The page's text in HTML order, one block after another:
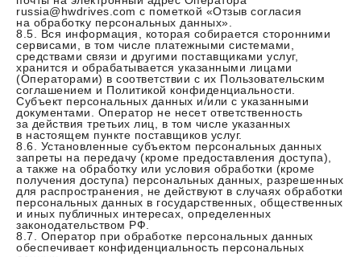
russia@hwdrives.com с пометкой «Отзыв согласия
на обработку персональных данных».
8.5. Вся информация, которая собирается сторонними
сервисами, в том числе платежными системами,
средствами связи и другими поставщиками услуг,
хранится и обрабатывается указанными лицами
(Операторами) в соответствии с их Пользовательским
соглашением и Политикой конфиденциальности.
Субъект персональных данных и/или с указанными
документами. Оператор не несет ответственность
за действия третьих лиц, в том числе указанных
в настоящем пункте поставщиков услуг.
8.6. Установленные субъектом персональных данных
запреты на передачу (кроме предоставления доступа),
а также на обработку или условия обработки (кроме
получения доступа) персональных данных, разрешенных
для распространения, не действуют в случаях обработки
персональных данных в государственных, общественных
и иных публичных интересах, определенных
законодательством РФ.
8.7. Оператор при обработке персональных данных
обеспечивает конфиденциальность персональных